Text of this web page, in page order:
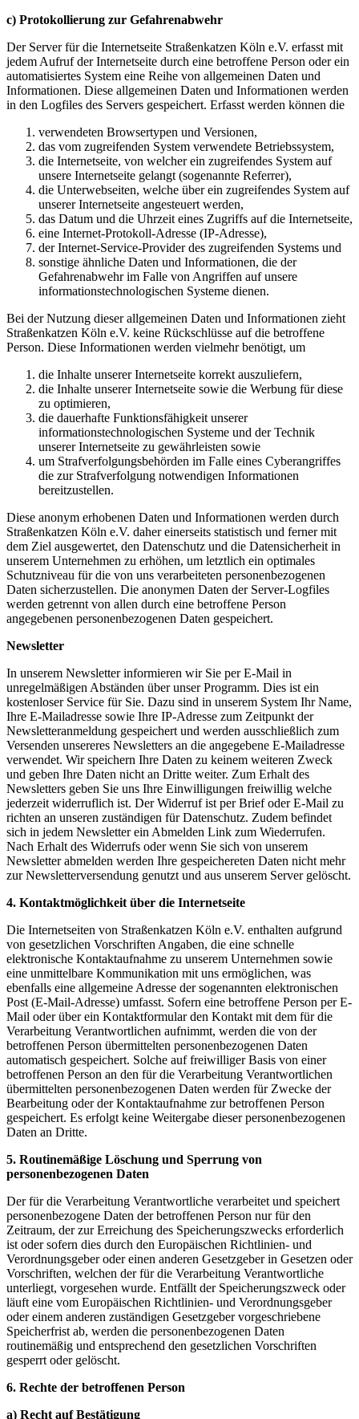
c) Protokollierung zur Gefahrenabwehr
Der Server für die Internetseite Straßenkatzen Köln e.V. erfasst mit
jedem Aufruf der Internetseite durch eine betroffene Person oder ein
automatisiertes System eine Reihe von allgemeinen Daten und
Informationen. Diese allgemeinen Daten und Informationen werden
in den Logfiles des Servers gespeichert. Erfasst werden können die
verwendeten Browsertypen und Versionen,
das vom zugreifenden System verwendete Betriebssystem,
die Internetseite, von welcher ein zugreifendes System auf
unsere Internetseite gelangt (sogenannte Referrer),
die Unterwebseiten, welche über ein zugreifendes System auf
unserer Internetseite angesteuert werden,
das Datum und die Uhrzeit eines Zugriffs auf die Internetseite,
eine Internet-Protokoll-Adresse (IP-Adresse),
der Internet-Service-Provider des zugreifenden Systems und
sonstige ähnliche Daten und Informationen, die der
Gefahrenabwehr im Falle von Angriffen auf unsere
informationstechnologischen Systeme dienen.
Bei der Nutzung dieser allgemeinen Daten und Informationen zieht
Straßenkatzen Köln e.V. keine Rückschlüsse auf die betroffene
Person. Diese Informationen werden vielmehr benötigt, um
die Inhalte unserer Internetseite korrekt auszuliefern,
die Inhalte unserer Internetseite sowie die Werbung für diese
zu optimieren,
die dauerhafte Funktionsfähigkeit unserer
informationstechnologischen Systeme und der Technik
unserer Internetseite zu gewährleisten sowie
um Strafverfolgungsbehörden im Falle eines Cyberangriffes
die zur Strafverfolgung notwendigen Informationen
bereitzustellen.
Diese anonym erhobenen Daten und Informationen werden durch
Straßenkatzen Köln e.V. daher einerseits statistisch und ferner mit
dem Ziel ausgewertet, den Datenschutz und die Datensicherheit in
unserem Unternehmen zu erhöhen, um letztlich ein optimales
Schutzniveau für die von uns verarbeiteten personenbezogenen
Daten sicherzustellen. Die anonymen Daten der Server-Logfiles
werden getrennt von allen durch eine betroffene Person
angegebenen personenbezogenen Daten gespeichert.
Newsletter
In unserem Newsletter informieren wir Sie per E-Mail in
unregelmäßigen Abständen über unser Programm. Dies ist ein
kostenloser Service für Sie. Dazu sind in unserem System Ihr Name,
Ihre E-Mailadresse sowie Ihre IP-Adresse zum Zeitpunkt der
Newsletteranmeldung gespeichert und werden ausschließlich zum
Versenden unsereres Newsletters an die angegebene E-Mailadresse
verwendet. Wir speichern Ihre Daten zu keinem weiteren Zweck
und geben Ihre Daten nicht an Dritte weiter. Zum Erhalt des
Newsletters geben Sie uns Ihre Einwilligungen freiwillig welche
jederzeit widerruflich ist. Der Widerruf ist per Brief oder E-Mail zu
richten an unseren zuständigen für Datenschutz. Zudem befindet
sich in jedem Newsletter ein Abmelden Link zum Wiederrufen.
Nach Erhalt des Widerrufs oder wenn Sie sich von unserem
Newsletter abmelden werden Ihre gespeichereten Daten nicht mehr
zur Newsletterversendung genutzt und aus unserem Server gelöscht.
4. Kontaktmöglichkeit über die Internetseite
Die Internetseiten von Straßenkatzen Köln e.V. enthalten aufgrund
von gesetzlichen Vorschriften Angaben, die eine schnelle
elektronische Kontaktaufnahme zu unserem Unternehmen sowie
eine unmittelbare Kommunikation mit uns ermöglichen, was
ebenfalls eine allgemeine Adresse der sogenannten elektronischen
Post (E-Mail-Adresse) umfasst. Sofern eine betroffene Person per E-
Mail oder über ein Kontaktformular den Kontakt mit dem für die
Verarbeitung Verantwortlichen aufnimmt, werden die von der
betroffenen Person übermittelten personenbezogenen Daten
automatisch gespeichert. Solche auf freiwilliger Basis von einer
betroffenen Person an den für die Verarbeitung Verantwortlichen
übermittelten personenbezogenen Daten werden für Zwecke der
Bearbeitung oder der Kontaktaufnahme zur betroffenen Person
gespeichert. Es erfolgt keine Weitergabe dieser personenbezogenen
Daten an Dritte.
5. Routinemäßige Löschung und Sperrung von
personenbezogenen Daten
Der für die Verarbeitung Verantwortliche verarbeitet und speichert
personenbezogene Daten der betroffenen Person nur für den
Zeitraum, der zur Erreichung des Speicherungszwecks erforderlich
ist oder sofern dies durch den Europäischen Richtlinien- und
Verordnungsgeber oder einen anderen Gesetzgeber in Gesetzen oder
Vorschriften, welchen der für die Verarbeitung Verantwortliche
unterliegt, vorgesehen wurde. Entfällt der Speicherungszweck oder
läuft eine vom Europäischen Richtlinien- und Verordnungsgeber
oder einem anderen zuständigen Gesetzgeber vorgeschriebene
Speicherfrist ab, werden die personenbezogenen Daten
routinemäßig und entsprechend den gesetzlichen Vorschriften
gesperrt oder gelöscht.
6. Rechte der betroffenen Person
a) Recht auf Bestätigung